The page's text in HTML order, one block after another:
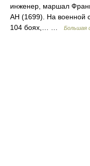
инженер, маршал
АН (1699). На военной
104 боях,… …
Большая